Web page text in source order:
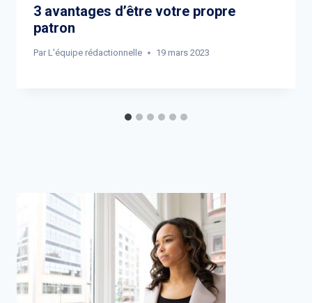
3 avantages d’être votre propre
patron
Par L'équipe rédactionnelle 19 mars 2023